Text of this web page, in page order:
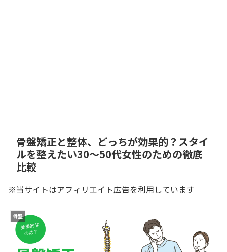
骨盤矯正と整体、どっちが効果的？スタイ
ルを整えたい30〜50代女性のための徹底
比較
※当サイトはアフィリエイト広告を利用しています
骨盤